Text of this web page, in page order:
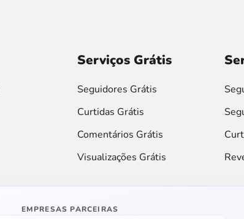
Serviços Grátis
Seguidores Grátis
Curtidas Grátis
Comentários Grátis
Visualizações Grátis
EMPRESAS PARCEIRAS